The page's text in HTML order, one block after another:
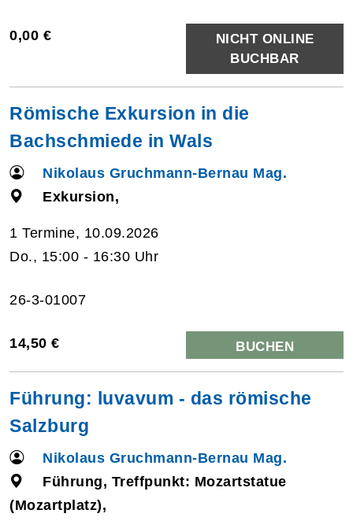
0,00 €
NICHT ONLINE
BUCHBAR
Römische Exkursion in die
Bachschmiede in Wals
Nikolaus Gruchmann-Bernau Mag.
Exkursion,
1 Termine, 10.09.2026
Do., 15:00 - 16:30 Uhr
26-3-01007
14,50 € BUCHEN
Führung: luvavum - das römische
Salzburg
Nikolaus Gruchmann-Bernau Mag.
Führung, Treffpunkt: Mozartstatue
(Mozartplatz),